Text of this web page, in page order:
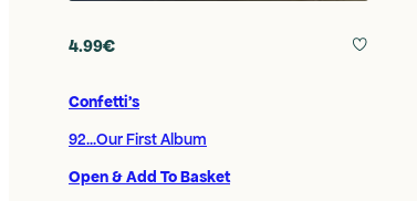
4.99€
Confetti's
92...Our First Album